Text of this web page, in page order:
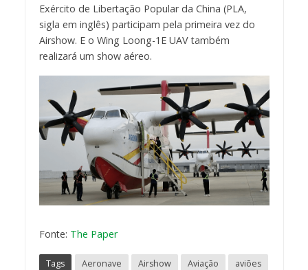
Exército de Libertação Popular da China (PLA,
sigla em inglês) participam pela primeira vez do
Airshow. E o Wing Loong-1E UAV também
realizará um show aéreo.
Fonte: The Paper
Tags Aeronave Airshow Aviação
aviões